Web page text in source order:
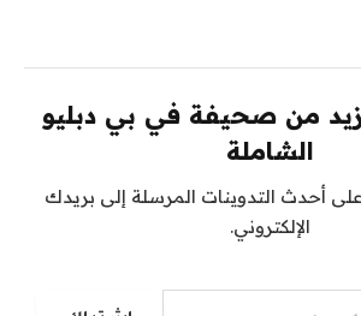
من صحيفة في بي دبليو
الشاملة
أحدث التدوينات المرسلة إلى بريدك
الإلكتروني.